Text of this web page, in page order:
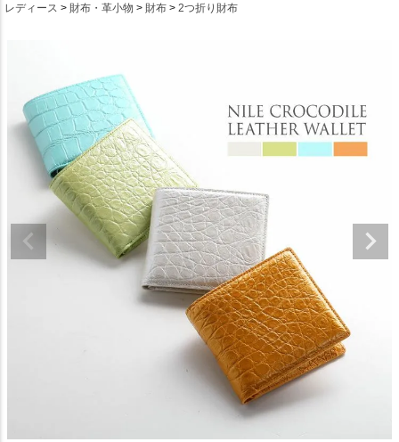
レディース 財布・革小物 財布 2つ折り財布